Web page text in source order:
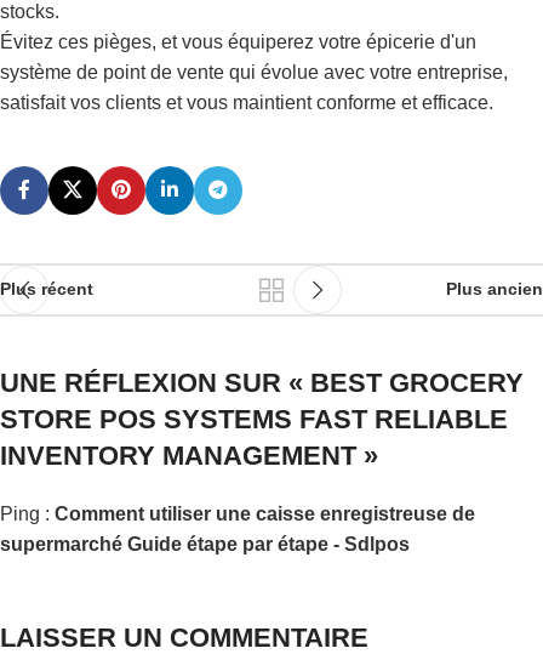
stocks.
Évitez ces pièges, et vous équiperez votre épicerie d'un
système de point de vente qui évolue avec votre entreprise,
satisfait vos clients et vous maintient conforme et efficace.
Plus récent Plus ancien
UNE RÉFLEXION SUR « BEST GROCERY
STORE POS SYSTEMS FAST RELIABLE
INVENTORY MANAGEMENT»
Ping : Comment utiliser une caisse enregistreuse de
supermarché Guide étape par étape - Sdlpos
LAISSER UN COMMENTAIRE